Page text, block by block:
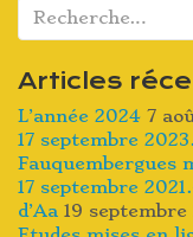
Rechercher :
Articles
L’année 2024 7
17 septembre
Fauquembergues
17 septembre
d’Aa 19 septembre